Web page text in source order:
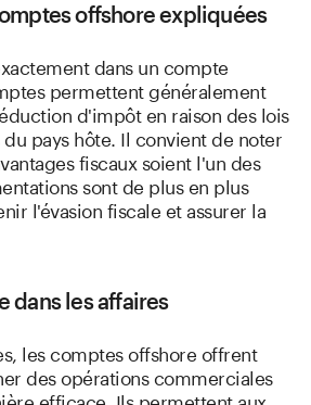
offshore expliquées
dans un compte
permettent généralement
d'impôt en raison des lois
pays hôte. Il convient de noter
fiscaux soient l'un des
sont de plus en plus
l'évasion fiscale et assurer la
dans les affaires
les comptes offshore offrent
des opérations commerciales